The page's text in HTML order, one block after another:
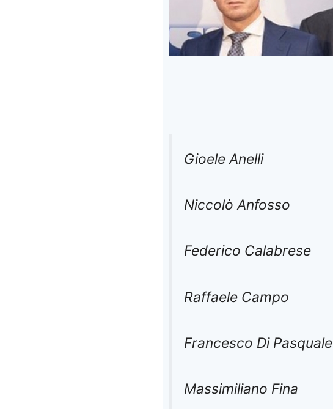
Gioele Anelli
Niccolò Anfosso
Federico Calabrese
Raffaele Campo
Francesco Di Pasquale
Massimiliano Fina